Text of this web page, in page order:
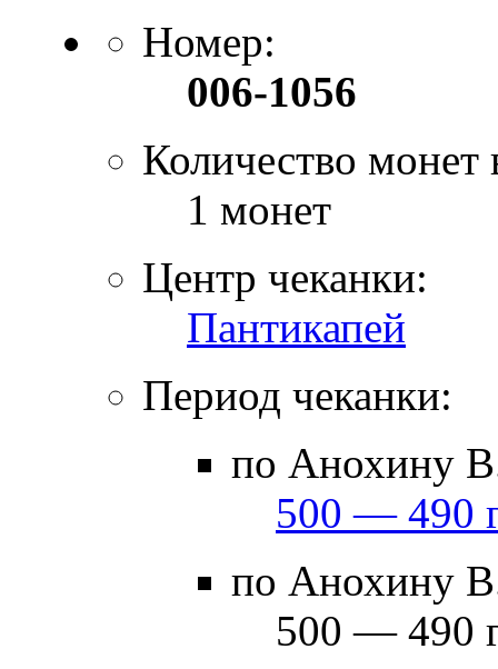
Номер:
006-1056
Количество монет
1 монет
Центр чеканки:
Пантикапей
Период чеканки:
по Анохину
500 — 490
по Анохину
500 — 490